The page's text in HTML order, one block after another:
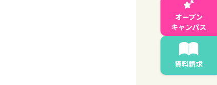
オープン
キャンパス
資料請求